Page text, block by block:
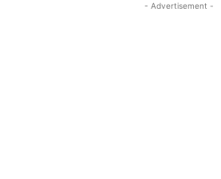
- Advertisement -